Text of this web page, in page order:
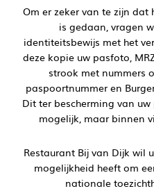
Om er zeker van te zijn
is gedaan, vragen
identiteitsbewijs met het
deze kopie uw pasfoto,
strook met nummers
paspoortnummer en
Dit ter bescherming van
mogelijk, maar binnen
Restaurant Bij van Dijk wil
mogelijkheid heeft om
nationale